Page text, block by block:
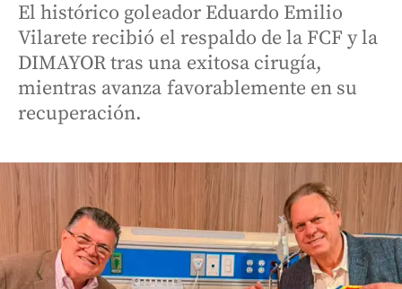
El histórico goleador Eduardo Emilio
Vilarete recibió el respaldo de la FCF y la
DIMAYOR tras una exitosa cirugía,
mientras avanza favorablemente en su
recuperación.